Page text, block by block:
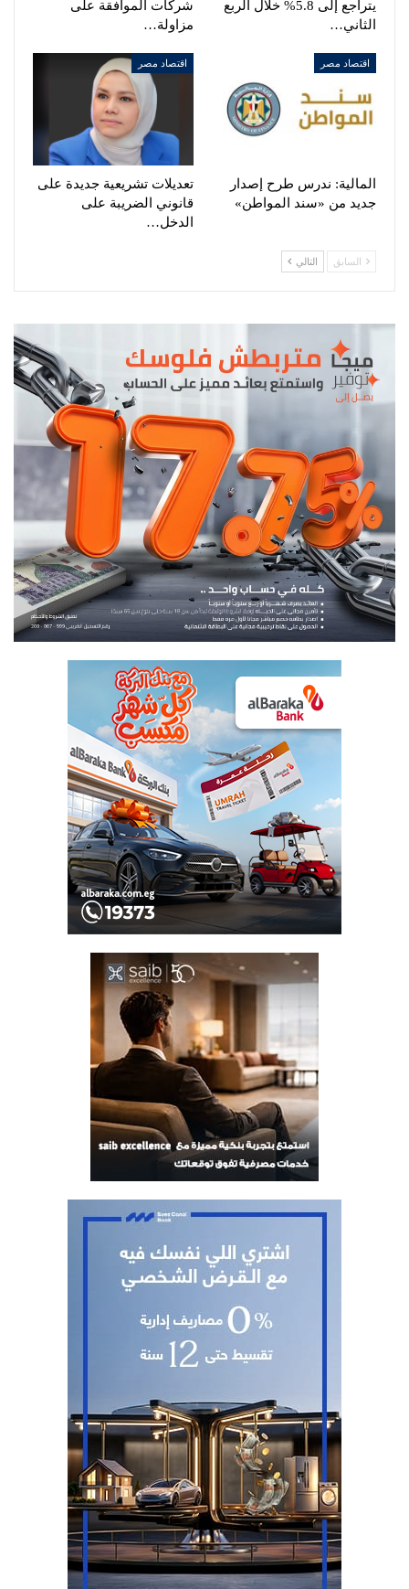
يتراجع إلى 5.8% خلال الربع
الثاني…
شركات الموافقة على
مزاولة…
اقتصاد مصر
المالية: ندرس طرح إصدار
جديد من «سند المواطن»
اقتصاد مصر
تعديلات تشريعية جديدة على
قانوني الضريبة على
الدخل…
السابق التالي